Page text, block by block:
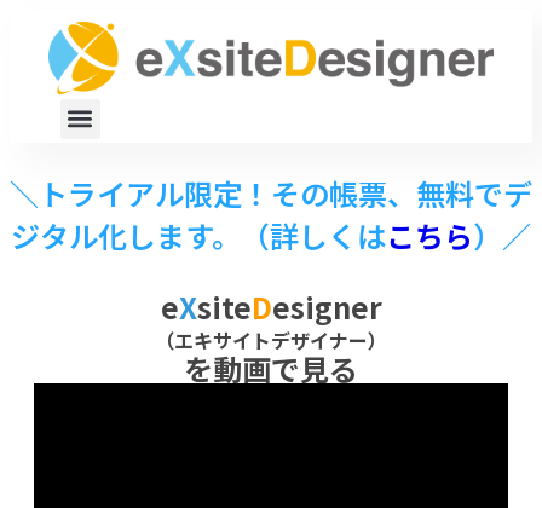
＼トライアル限定！その帳票、無料でデ
ジタル化します。（詳しくはこちら）／
eXsiteDesigner
（エキサイトデザイナー）
を動画で見る